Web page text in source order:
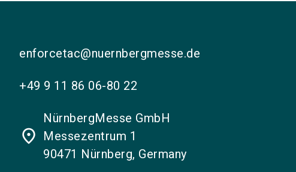
enforcetac@nuernbergmesse.de
+49 9 11 86 06-80 22
place
NürnbergMesse GmbH
Messezentrum 1
90471 Nürnberg, Germany